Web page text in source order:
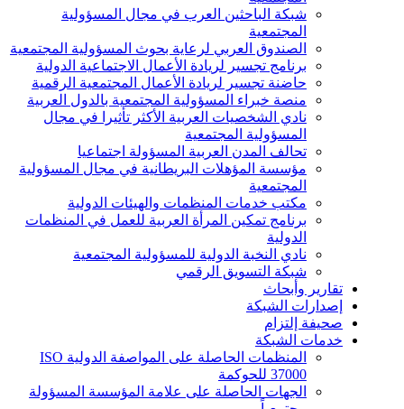
شبكة الباحثين العرب في مجال المسؤولية
المجتمعية
الصندوق العربي لرعاية بحوث المسؤولية المجتمعية
برنامج تجسير لريادة الأعمال الاجتماعية الدولية
حاضنة تجسير لريادة الأعمال المجتمعية الرقمية
منصة خبراء المسؤولية المجتمعية بالدول العربية
نادي الشخصيات العربية الأكثر تأثيرا في مجال
المسؤولية المجتمعية
تحالف المدن العربية المسؤولة اجتماعيا
مؤسسة المؤهلات البريطانية في مجال المسؤولية
المجتمعية
مكتب خدمات المنظمات والهيئات الدولية
برنامج تمكين المرأة العربية للعمل في المنظمات
الدولية
نادي النخبة الدولية للمسؤولية المجتمعية
شبكة التسويق الرقمي
تقارير وأبحاث
إصدارات الشبكة
صحيفة إلتزام
خدمات الشبكة
المنظمات الحاصلة على المواصفة الدولية ISO
37000 للحوكمة
الجهات الحاصلة على علامة المؤسسة المسؤولة